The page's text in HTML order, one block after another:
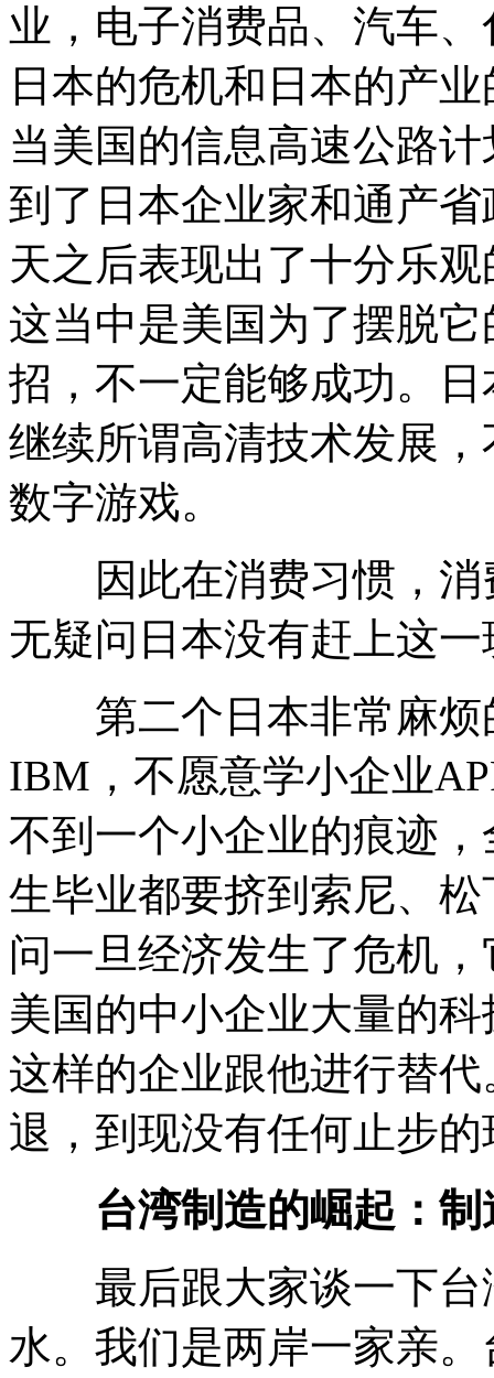
业，电子消费品、汽车
日本的危机和日本的产
当美国的信息高速公路
到了日本企业家和通产
天之后表现出了十分乐
这当中是美国为了摆脱
招，不一定能够成功。
继续所谓高清技术发展
数字游戏。
因此在消费习惯，消
无疑问日本没有赶上这
第二个日本非常麻烦
IBM，不愿意学小企业
不到一个小企业的痕迹
生毕业都要挤到索尼、
问一旦经济发生了危机
美国的中小企业大量的
这样的企业跟他进行替
退，到现没有任何止步的
台湾制造的崛起：
最后跟大家谈一下台
水。我们是两岸一家亲